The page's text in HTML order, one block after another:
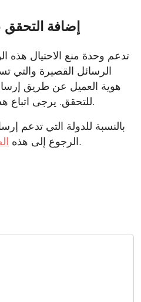
إضافة التحقق
تدعم وحدة منع الاحتيال هذه
الرسائل القصيرة والتي
هوية العميل عن طريق
للتحقق. يرجى اتباعللتكوين.
بالنسبة للدولة التي تدعم
الرجوع إلى هذهلمزيد من المعلومات.